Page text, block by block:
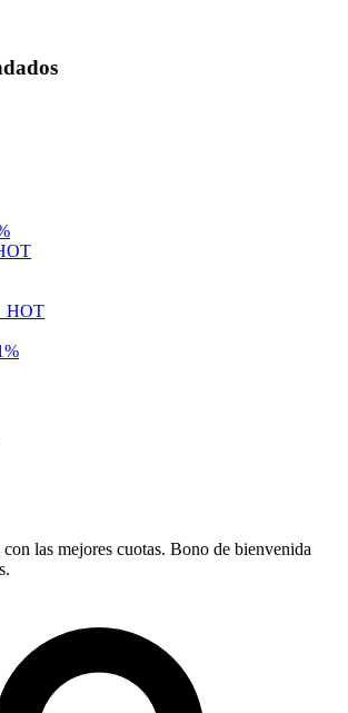
HOT
%
las mejores cuotas. Bono de bienvenida